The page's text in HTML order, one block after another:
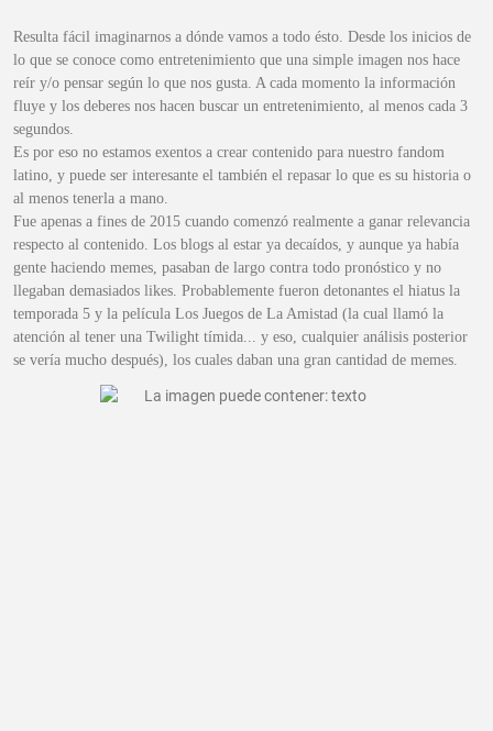
Resulta fácil imaginarnos a dónde vamos a todo ésto. Desde los inicios de
lo que se conoce como entretenimiento que una simple imagen nos hace
reír y/o pensar según lo que nos gusta. A cada momento la información
fluye y los deberes nos hacen buscar un entretenimiento, al menos cada 3
segundos.
Es por eso no estamos exentos a crear contenido para nuestro fandom
latino, y puede ser interesante el también el repasar lo que es su historia o
al menos tenerla a mano.
Fue apenas a fines de 2015 cuando comenzó realmente a ganar relevancia
respecto al contenido. Los blogs al estar ya decaídos, y aunque ya había
gente haciendo memes, pasaban de largo contra todo pronóstico y no
llegaban demasiados likes. Probablemente fueron detonantes el hiatus la
temporada 5 y la película Los Juegos de La Amistad (la cual llamó la
atención al tener una Twilight tímida... y eso, cualquier análisis posterior
se vería mucho después), los cuales daban una gran cantidad de memes.